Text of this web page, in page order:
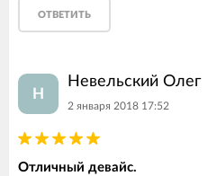
ОТВЕТИТЬ
Н
Невельский Олег
2 января 2018 17:52
Отличный девайс.